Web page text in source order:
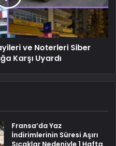
ve Noterleri Siber
Karşı Uyardı
Fransa’da Yaz
İndirimlerinin Süresi Aşırı
Sıcaklar Nedeniyle 1 Hafta